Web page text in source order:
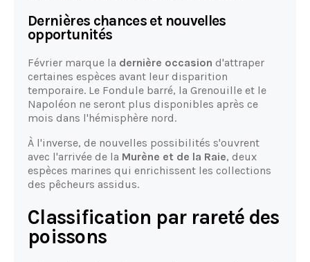
Dernières chances et nouvelles
opportunités
Février marque la dernière occasion d'attraper
certaines espèces avant leur disparition
temporaire. Le Fondule barré, la Grenouille et le
Napoléon ne seront plus disponibles après ce
mois dans l'hémisphère nord.
À l'inverse, de nouvelles possibilités s'ouvrent
avec l'arrivée de la Murène et de la Raie, deux
espèces marines qui enrichissent les collections
des pêcheurs assidus.
Classification par rareté des
poissons